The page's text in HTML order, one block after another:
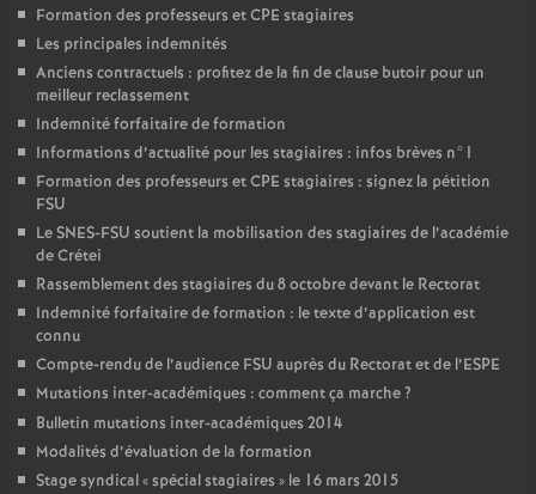
Formation des professeurs etCPE stagiaires
Les principales indemnités
Anciens contractuels : profitez de la fin de clause butoir pour un
meilleur reclassement
Indemnité forfaitaire de formation
Informations d’actualité pour les stagiaires : infos brèves n°1
Formation des professeurs etCPE stagiaires : signez la pétition
FSU
LeSNES-FSU soutient la mobilisation des stagiaires de l’académie
de Crétei
Rassemblement des stagiaires du 8 octobre devant le Rectorat
Indemnité forfaitaire de formation : le texte d’application est
connu
Compte-rendu de l’audience FSU auprès du Rectorat et de l’ESPE
Mutations inter-académiques : comment ça marche?
Bulletin mutations inter-académiques 2014
Modalités d’évaluation de la formation
Stage syndical «spécial stagiaires » le 16 mars 2015